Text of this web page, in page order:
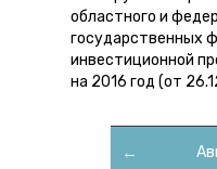
областного и
государственных
инвестиционной
на 2016 год (от
←